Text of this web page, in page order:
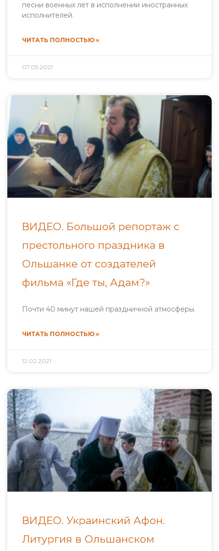
песни военных лет в исполнении иностранных
исполнителей.
ЧИТАТЬ ПОЛНОСТЬЮ »
07.05.2021
ВИДЕО. Большой репортаж с
престольного праздника в
Ольшанке от создателей
фильма «Где ты, Адам?»
Почти 40 минут нашей праздничной атмосферы.
ЧИТАТЬ ПОЛНОСТЬЮ »
12.02.2021
ВИДЕО. Украинский Афон.
Литургия в Ольшанском